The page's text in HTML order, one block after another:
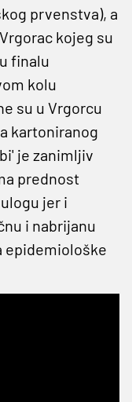
prvenstva), a
kojeg su
finalu
kolu
su u Vrgorcu
kartoniranog
je zanimljiv
prednost
jer i
i nabrijanu
epidemiološke